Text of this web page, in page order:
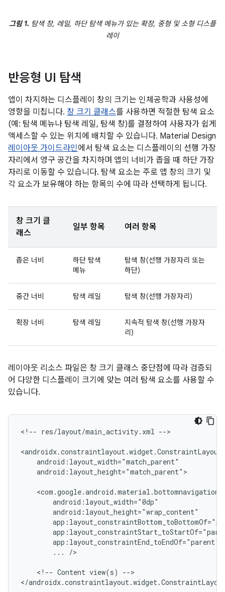
그림 1. 탐색 창, 레일, 하단 탐색 메뉴가 있는 확장, 중형 및 소형 디스플
레이
반응형 UI 탐색
앱이 차지하는 디스플레이 창의 크기는 인체공학과 사용성에
영향을 미칩니다. 창 크기 클래스를 사용하면 적절한 탐색 요소
(예: 탐색 메뉴나 탐색 레일, 탐색 창)를 결정하여 사용자가 쉽게
액세스할 수 있는 위치에 배치할 수 있습니다. Material Design
레이아웃 가이드라인에서 탐색 요소는 디스플레이의 선행 가장
자리에서 영구 공간을 차지하며 앱의 너비가 좁을 때 하단 가장
자리로 이동할 수 있습니다. 탐색 요소는 주로 앱 창의 크기 및
각 요소가 보유해야 하는 항목의 수에 따라 선택하게 됩니다.
창 크기 클
래스
일부 항목 여러 항목
좁은 너비
하단 탐색
메뉴
탐색 창(선행 가장자리 또는
하단)
중간 너비 탐색 레일 탐색 창(선행 가장자리)
확장 너비 탐색 레일
지속적 탐색 창(선행 가장자
리)
레이아웃 리소스 파일은 창 크기 클래스 중단점에 따라 검증되
어 다양한 디스플레이 크기에 맞는 여러 탐색 요소를 사용할 수
있습니다.
<!-- res/layout/main_activity.xml -->
android:layout_height="match_parent">
...
/>
<!-- Content view(s)
-->
</